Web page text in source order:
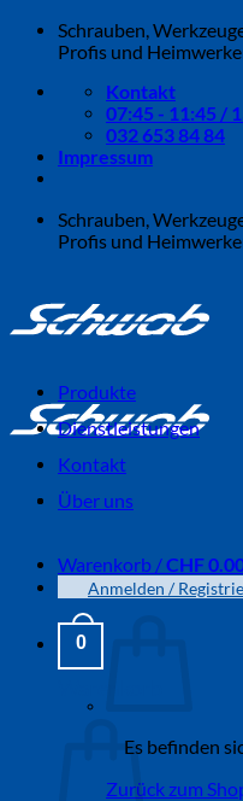
Zum
Schrauben,
Profis und
Kontakt
07:45 - 11:45 /
032 653 84 84
Impressum
Schrauben,
Profis und
Anmelden /
0
Produkte
Dienstleistungen
Kontakt
Über uns
Warenkorb /CHF
Es befinden
Zurück zum